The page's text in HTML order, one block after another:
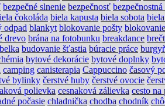
bezpečné slnenie bezpečnosť
čokoláda biela kapusta biela sobota
odpad blankyt blokovanie pošty
drevo brána na fotobunku breakdance
budovanie šťastia búracie práce
bytové dekorácie bytové doplnky
camping canisterapia Cappuccino časový
bylinky čerstvé huby čerstvé ovocie
polievka cesnaková zálievka cesto
počasie chladnička chodba chodník